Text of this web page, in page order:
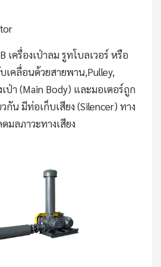
เครื่องเป่าลม รูทโบลเวอร์ หรือ
เคลื่อนด้วยสายพาน,Pulley,
เป่า (Main Body) และมอเตอร์ถูก
กัน มีท่อเก็บเสียง (Silencer) ทาง
มลภาวะทางเสียง